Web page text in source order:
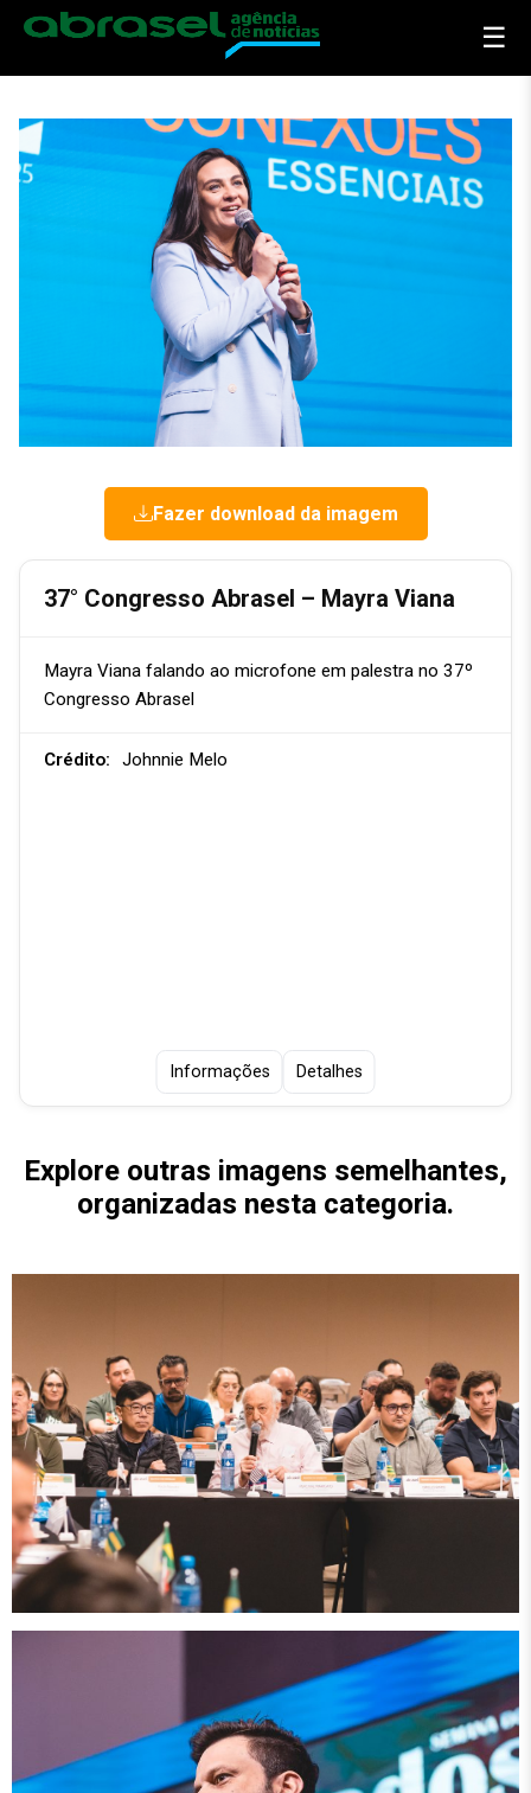
☰
Fazer download da imagem
37° Congresso Abrasel – Mayra Viana
Mayra Viana falando ao microfone em palestra no 37º
Congresso Abrasel
Crédito: Johnnie Melo
Informações Detalhes
Explore outras imagens semelhantes,
organizadas nesta categoria.